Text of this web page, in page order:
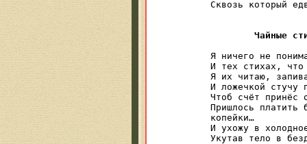
Сквозь который
Чайные
Я ничего не
И тех стихах,
Я их читаю,
И ложечкой стучу
Чтоб счёт принёс
Пришлось платить
копейки…
И ухожу в
Укутав тело в